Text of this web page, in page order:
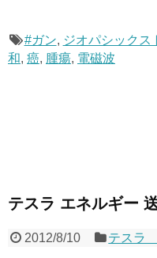
#ガン, ジオパシックス
和, 癌, 腫瘍, 電磁波
テスラ エネルギー
2012/8/10 テスラ